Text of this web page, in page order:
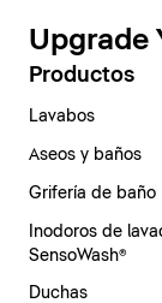
Upgrade
Productos
Lavabos
Aseos y baños
Grifería de baño
Inodoros de
SensoWash®
Duchas